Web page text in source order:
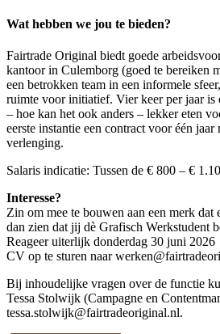
Wat hebben we jou te bieden?
Fairtrade Original biedt goede
kantoor in Culemborg (goed te bereiken
een betrokken team in een informele
ruimte voor initiatief. Vier keer per jaar is
– hoe kan het ook anders – lekker eten
eerste instantie een contract voor één jaar
verlenging.
Salaris indicatie: Tussen de € 800 – €
Interesse?
Zin om mee te bouwen aan een merk dat
dan zien dat jij dè Grafisch Werkstudent
Reageer uiterlijk donderdag 30 juni
CV op te sturen naar
Bij inhoudelijke vragen over de functie
Tessa Stolwijk (Campagne en
tessa.stolwijk@fairtradeoriginal.nl.